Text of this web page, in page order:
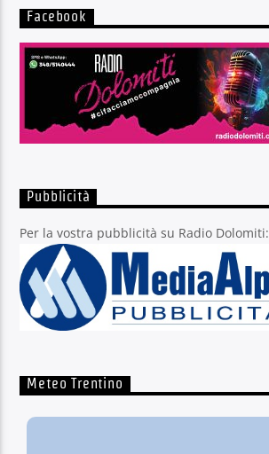
Facebook
Pubblicità
Per la vostra pubblicità su Radio Dolomiti:
Meteo Trentino